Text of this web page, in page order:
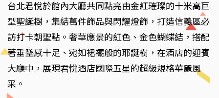
台北君悅於館內大廳共同點亮由金紅璀璨的十米高巨
型聖誕樹，集結萬件飾品與閃耀燈飾，打造信義區必
訪打卡朝聖點。奢華應景的紅色、金色蝴蝶結，搭配
著垂墜感十足、宛如裙襬般的耶誕樹，在酒店的迎賓
大廳中，展現君悅酒店國際五星的超級規格華麗風
采。